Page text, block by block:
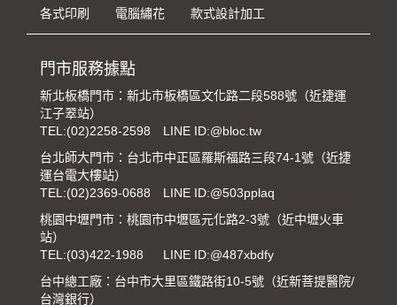
各式印刷 電腦繡花 款式設計加工
門市服務據點
新北板橋門市：新北市板橋區文化路二段588號（近捷運
江子翠站）
TEL:(02)2258-2598
LINE ID:@bloc.tw
台北師大門市：台北市中正區羅斯福路三段74-1號（近捷
運台電大樓站）
TEL:(02)2369-0688
LINE ID:@503pplaq
桃園中壢門市：桃園市中壢區元化路2-3號（近中壢火車
站）
TEL:(03)422-1988
LINE ID:@487xbdfy
台中總工廠：台中市大里區鐵路街10-5號（近新菩提醫院/
台灣銀行）